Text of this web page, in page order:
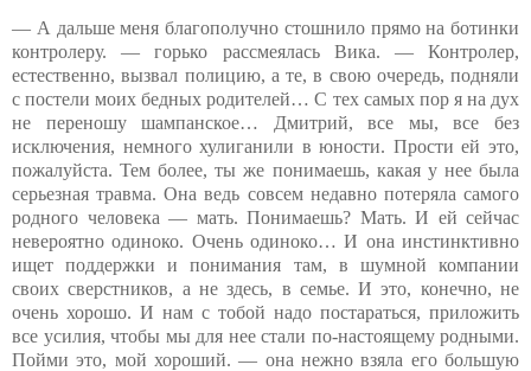
— А дальше меня благополучно стошнило прямо на ботинки
контролеру. — горько рассмеялась Вика. — Контролер,
естественно, вызвал полицию, а те, в свою очередь, подняли
с постели моих бедных родителей… С тех самых пор я на дух
не переношу шампанское… Дмитрий, все мы, все без
исключения, немного хулиганили в юности. Прости ей это,
пожалуйста. Тем более, ты же понимаешь, какая у нее была
серьезная травма. Она ведь совсем недавно потеряла самого
родного человека — мать. Понимаешь? Мать. И ей сейчас
невероятно одиноко. Очень одиноко… И она инстинктивно
ищет поддержки и понимания там, в шумной компании
своих сверстников, а не здесь, в семье. И это, конечно, не
очень хорошо. И нам с тобой надо постараться, приложить
все усилия, чтобы мы для нее стали по-настоящему родными.
Пойми это, мой хороший. — она нежно взяла его большую